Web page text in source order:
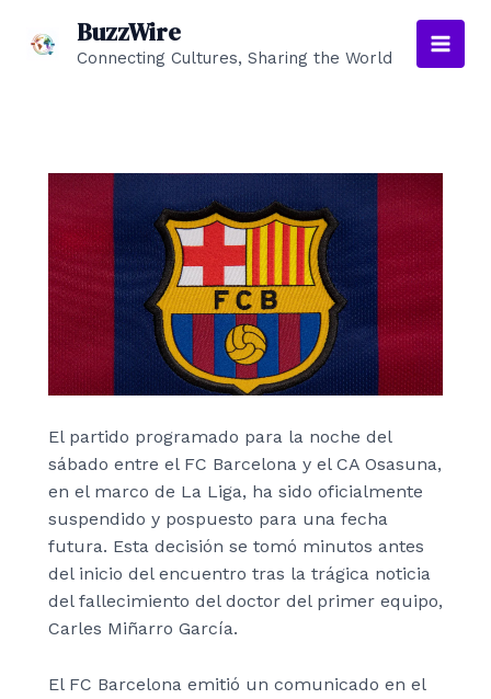
contenido
BuzzWire
Connecting Cultures, Sharing the World
Main
El partido programado para la noche del
sábado entre el FC Barcelona y el CA Osasuna,
en el marco de La Liga, ha sido oficialmente
suspendido y pospuesto para una fecha
futura. Esta decisión se tomó minutos antes
del inicio del encuentro tras la trágica noticia
del fallecimiento del doctor del primer equipo,
Carles Miñarro García.
El FC Barcelona emitió un comunicado en el